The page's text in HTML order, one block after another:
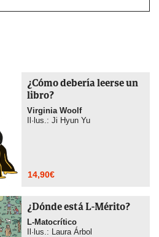
¿Cómo debería leerse un
libro?
Virginia Woolf
Il·lus.: Ji Hyun Yu
14,90€
¿Dónde está L-Mérito?
L-Matocrítico
Il·lus.: Laura Árbol